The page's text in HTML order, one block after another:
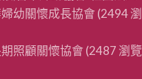
幼關懷成長協會 (2494 瀏
照顧關懷協會 (2487 瀏覽